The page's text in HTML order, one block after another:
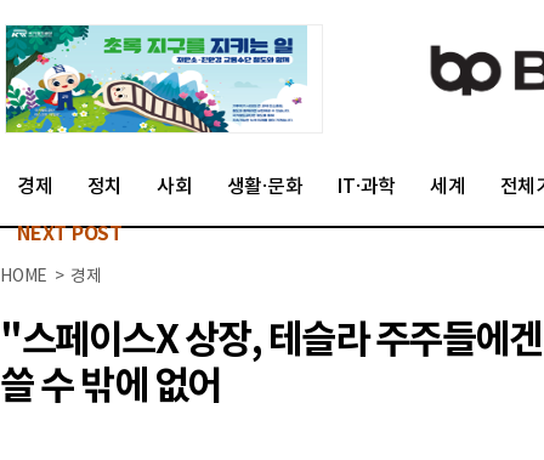
경제 정치 사회 생활·문화 IT·과학 세계 전체
NEXT POST
HOME > 경제
"스페이스X 상장, 테슬라 주주들에
쓸 수 밖에 없어